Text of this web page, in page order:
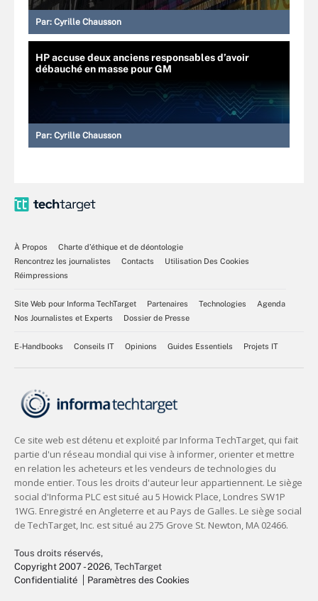
Par: Cyrille Chausson
HP accuse deux anciens responsables d’avoir
débauché en masse pour GM
Par: Cyrille Chausson
À Propos
Charte d’éthique et de déontologie
Rencontrez les journalistes
Contacts
Utilisation Des Cookies
Réimpressions
Site Web pour Informa TechTarget Partenaires Technologies
Agenda
Nos Journalistes et Experts
Dossier de Presse
E-Handbooks Conseils IT Opinions Guides Essentiels Projets IT
Tous droits réservés,
Copyright 2007 - 2026, TechTarget
Confidentialité
Paramètres des Cookies